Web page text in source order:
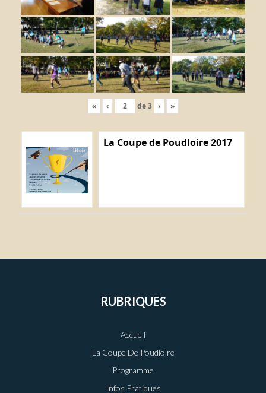
« ‹ de3 › »
La Coupe de Poudloire 2017
RUBRIQUES
Accueil
La Coupe De Poudloire
Programme
Infos Pratiques